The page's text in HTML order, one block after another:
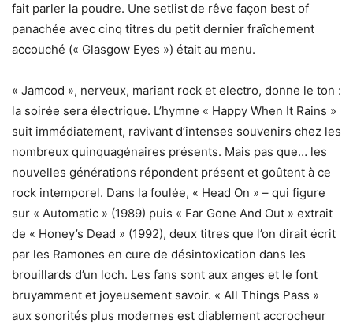
fait parler la poudre. Une setlist de rêve façon best of
panachée avec cinq titres du petit dernier fraîchement
accouché (« Glasgow Eyes ») était au menu.
« Jamcod », nerveux, mariant rock et electro, donne le ton :
la soirée sera électrique. L’hymne « Happy When It Rains »
suit immédiatement, ravivant d’intenses souvenirs chez les
nombreux quinquagénaires présents. Mais pas que… les
nouvelles générations répondent présent et goûtent à ce
rock intemporel. Dans la foulée, « Head On » – qui figure
sur « Automatic » (1989) puis « Far Gone And Out » extrait
de « Honey’s Dead » (1992), deux titres que l’on dirait écrit
par les Ramones en cure de désintoxication dans les
brouillards d’un loch. Les fans sont aux anges et le font
bruyamment et joyeusement savoir. « All Things Pass »
aux sonorités plus modernes est diablement accrocheur